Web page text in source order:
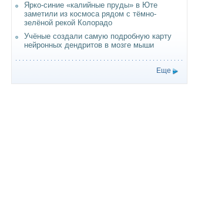
Ярко-синие «калийные пруды» в Юте
заметили из космоса рядом с тёмно-
зелёной рекой Колорадо
Учёные создали самую подробную карту
нейронных дендритов в мозге мыши
Еще